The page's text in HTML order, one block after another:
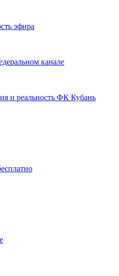
эфира
канале
и реальность ФК Кубань